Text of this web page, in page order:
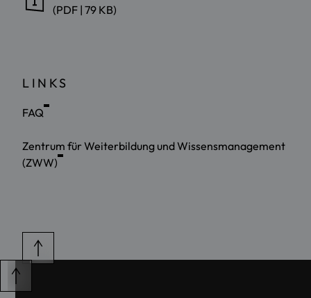
(PDF | 79 KB)
LINKS
FAQ
Zentrum für Weiterbildung und Wissensmanagement
(ZWW)